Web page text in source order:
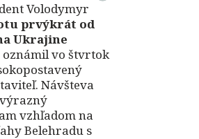
Volodymyr
prvýkrát od
Ukrajine
oznámil vo štvrtok
Návšteva
vzhľadom na
Belehradu s